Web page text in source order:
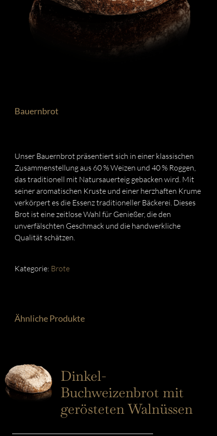
Bauernbrot
Unser Bauernbrot präsentiert sich in einer klassischen
Zusammenstellung aus 60 % Weizen und 40 % Roggen,
das traditionell mit Natursauerteig gebacken wird. Mit
seiner aromatischen Kruste und einer herzhaften Krume
verkörpert es die Essenz traditioneller Bäckerei. Dieses
Brot ist eine zeitlose Wahl für Genießer, die den
unverfälschten Geschmack und die handwerkliche
Qualität schätzen.
Kategorie: Brote
Ähnliche Produkte
Dinkel-
Buchweizenbrot mit
gerösteten Walnüssen